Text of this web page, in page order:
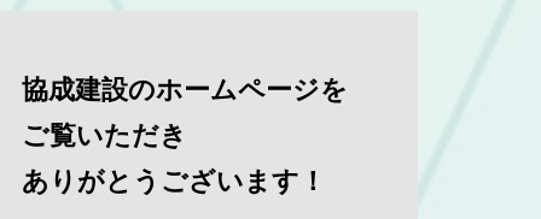
協成建設のホームページを
ご覧いただき
ありがとうございます！